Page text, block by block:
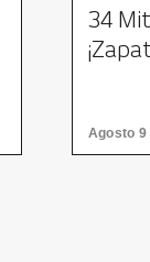
34
Agosto 9